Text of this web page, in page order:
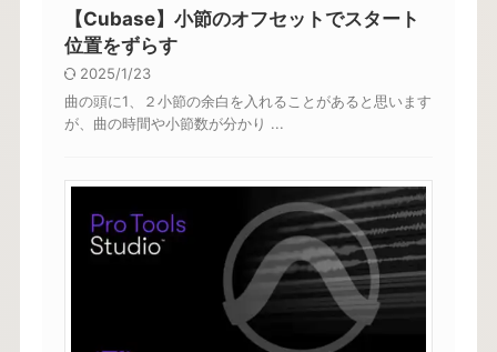
【Cubase】小節のオフセットでスタート
位置をずらす
2025/1/23
曲の頭に1、２小節の余白を入れることがあると思います
が、曲の時間や小節数が分かり ...